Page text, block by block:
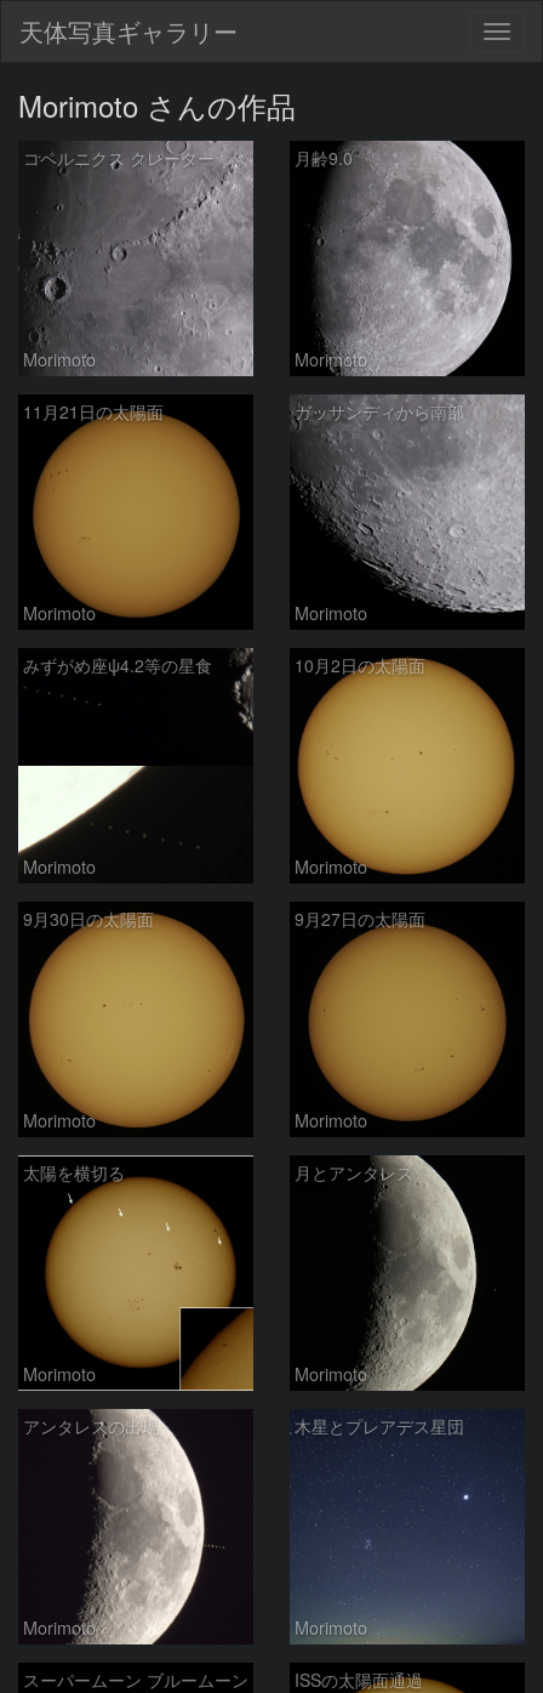
天体写真ギャラリー
Morimoto さんの作品
コペルニクス クレーター
Morimoto
月齢9.0
Morimoto
11月21日の太陽面
Morimoto
ガッサンディから南部
Morimoto
みずがめ座ψ4.2等の星食
Morimoto
10月2日の太陽面
Morimoto
9月30日の太陽面
Morimoto
9月27日の太陽面
Morimoto
太陽を横切る
Morimoto
月とアンタレス
Morimoto
アンタレスの出現
Morimoto
木星とプレアデス星団
Morimoto
スーパームーン ブルームーン ISSの太陽面通過